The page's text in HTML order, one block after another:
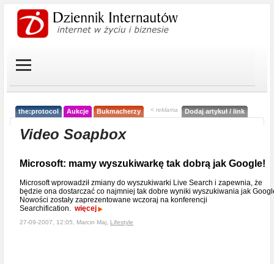
the:protocol Aukcje Bukmacherzy < reklama Dodaj artykuł / link
Video Soapbox
Microsoft: mamy wyszukiwarkę tak dobrą jak Google!
Microsoft wprowadził zmiany do wyszukiwarki Live Search i zapewnia, że
będzie ona dostarczać co najmniej tak dobre wyniki wyszukiwania jak
Nowości zostały zaprezentowane wczoraj na konferencji
Searchification. więcej
27-09-2007, 12:05, Marcin Maj, Lifestyle